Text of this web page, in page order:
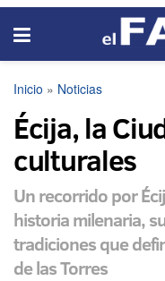
Inicio » Noticias
Écija, la
culturales
Un recorrido por
historia milenaria,
tradiciones que
de las Torres